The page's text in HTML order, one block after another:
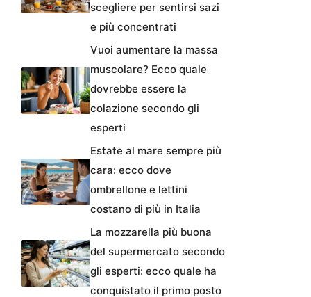
scegliere per sentirsi sazi
e più concentrati
Vuoi aumentare la massa
muscolare? Ecco quale
dovrebbe essere la
colazione secondo gli
esperti
Estate al mare sempre più
cara: ecco dove
ombrellone e lettini
costano di più in Italia
La mozzarella più buona
del supermercato secondo
gli esperti: ecco quale ha
conquistato il primo posto